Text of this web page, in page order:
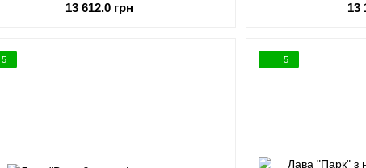
13 612.0 грн 13
5 5